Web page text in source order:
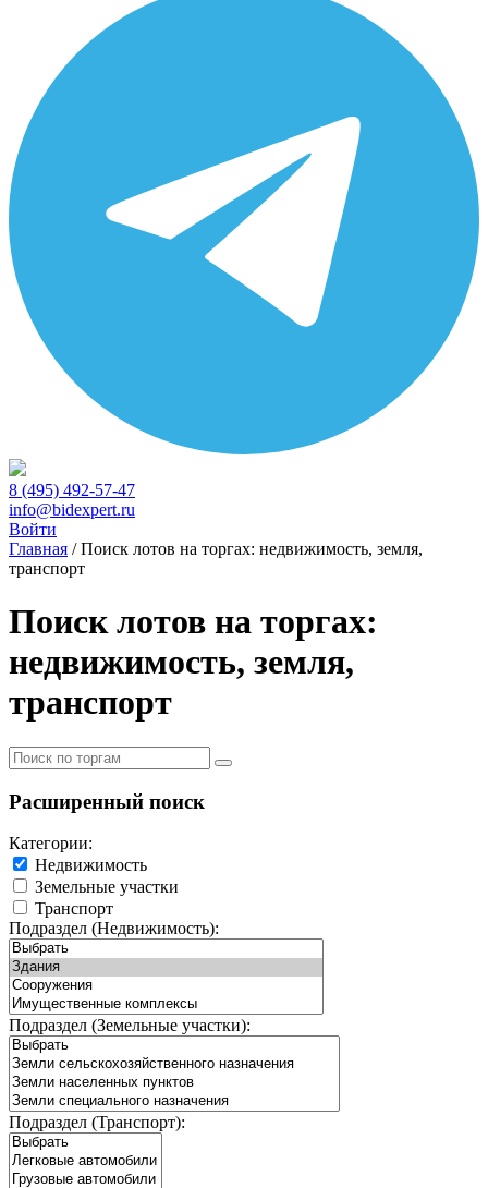
8 (495) 492-57-47
info@bidexpert.ru
Войти
Главная /Поиск лотов на торгах: недвижимость, земля,
транспорт
Поиск лотов на торгах:
недвижимость, земля,
транспорт
Расширенный поиск
Категории:
Недвижимость
Земельные участки
Транспорт
Подраздел (Недвижимость):
Подраздел (Земельные участки):
Подраздел (Транспорт):